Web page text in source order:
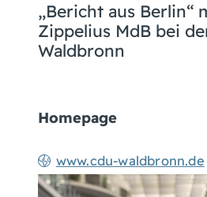
„Bericht aus Berlin“
Zippelius MdB bei
Waldbronn
Homepage
www.cdu-waldbronn.de